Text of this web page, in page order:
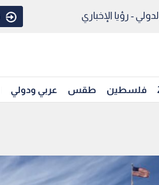
- رؤيا الإخباري
فلسطين طقس عربي ودولي